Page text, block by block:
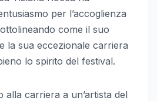
per l’accoglienza
come il suo
la sua eccezionale carriera
lo spirito del festival.
alla carriera a un’artista del